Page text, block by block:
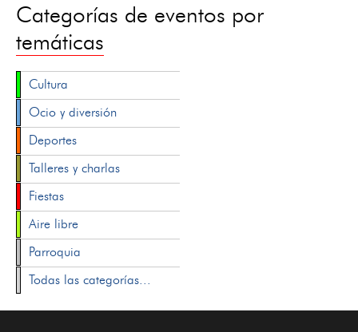
Categorías de eventos por
temáticas
Cultura
Ocio y diversión
Deportes
Talleres y charlas
Fiestas
Aire libre
Parroquia
Todas las categorías...